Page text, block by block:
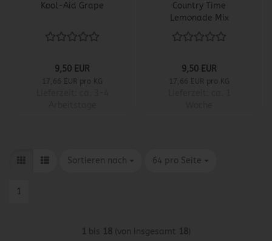
Kool-Aid Grape
9,50 EUR
17,66 EUR pro KG
Country Time
Lemonade Mix
9,50 EUR
17,66 EUR pro KG
Sortieren nach
Sortieren nach 64 pro Seite
pro Seite
1
1 bis 18 (von insgesamt 18)